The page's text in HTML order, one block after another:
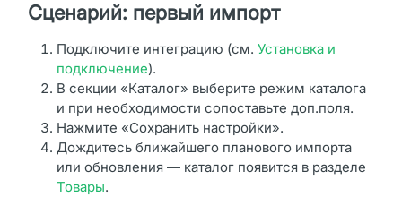
Сценарий: первый импорт
Подключите интеграцию (см. Установка и
подключение).
В секции «Каталог» выберите режим каталога
и при необходимости сопоставьте доп.поля.
Нажмите «Сохранить настройки».
Дождитесь ближайшего планового импорта
или обновления — каталог появится в разделе
Товары.